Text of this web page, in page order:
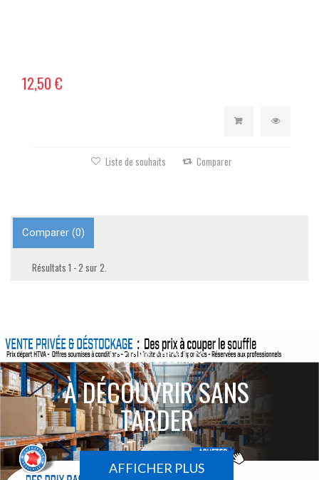
12,50 €
Liste de souhaits Comparer
Comparer (0)
Résultats 1 - 2 sur 2.
ACTIONS SPÉCIALES
À DÉCOUVRIR SANS
TARDER
AFFICHER PLUS